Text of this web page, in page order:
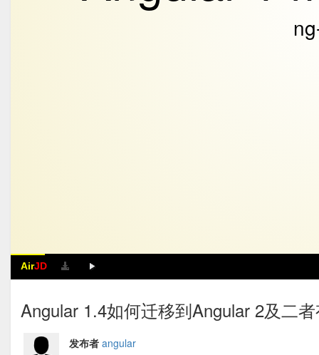
AirJD
Angular 1.4如何迁移到Angular 2及二
发布者 angular